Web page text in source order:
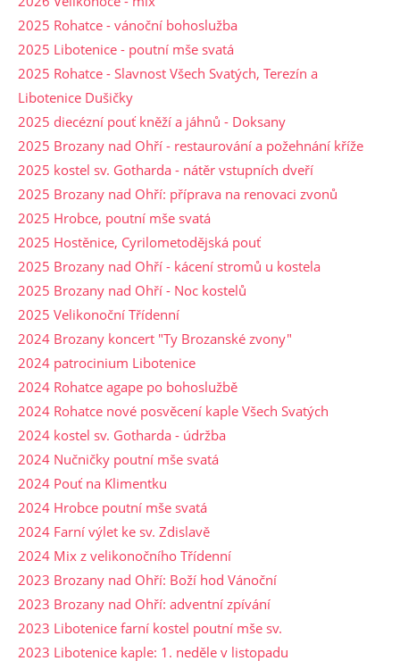
2025 Rohatce - vánoční bohoslužba
2025 Libotenice - poutní mše svatá
2025 Rohatce - Slavnost Všech Svatých, Terezín a
Libotenice Dušičky
2025 diecézní pouť kněží a jáhnů - Doksany
2025 Brozany nad Ohří - restaurování a požehnání kříže
2025 kostel sv. Gotharda - nátěr vstupních dveří
2025 Brozany nad Ohří: příprava na renovaci zvonů
2025 Hrobce, poutní mše svatá
2025 Hostěnice, Cyrilometodějská pouť
2025 Brozany nad Ohří - kácení stromů u kostela
2025 Brozany nad Ohří - Noc kostelů
2025 Velikonoční Třídenní
2024 Brozany koncert "Ty Brozanské zvony"
2024 patrocinium Libotenice
2024 Rohatce agape po bohoslužbě
2024 Rohatce nové posvěcení kaple Všech Svatých
2024 kostel sv. Gotharda - údržba
2024 Nučničky poutní mše svatá
2024 Pouť na Klimentku
2024 Hrobce poutní mše svatá
2024 Farní výlet ke sv. Zdislavě
2024 Mix z velikonočního Třídenní
2023 Brozany nad Ohří: Boží hod Vánoční
2023 Brozany nad Ohří: adventní zpívání
2023 Libotenice farní kostel poutní mše sv.
2023 Libotenice kaple: 1. neděle v listopadu